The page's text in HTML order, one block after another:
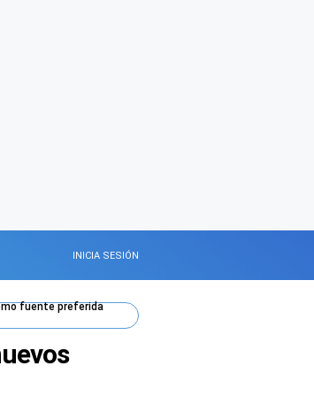
INICIA SESIÓN
fuente preferida